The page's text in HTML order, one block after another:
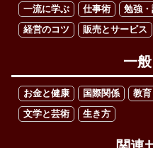
一流に学ぶ 仕事術 勉強
経営のコツ
販売とサービス
一
お金と健康 国際関係 教
文学と芸術
生き方